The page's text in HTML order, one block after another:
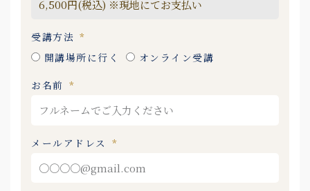
受講方法
開講場所に行く
オンライン受講
お名前
メールアドレス